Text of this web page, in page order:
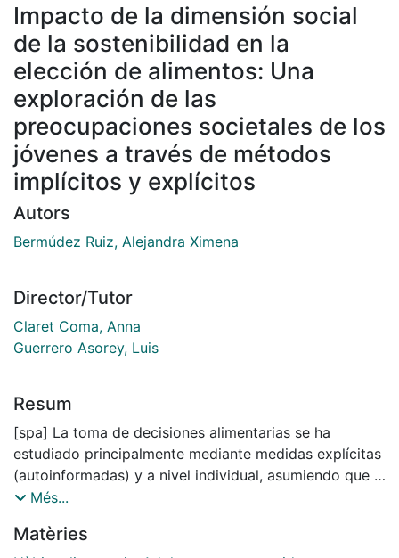
Impacto de la dimensión social
de la sostenibilidad en la
elección de alimentos: Una
exploración de las
preocupaciones societales de los
jóvenes a través de métodos
implícitos y explícitos
Autors
Bermúdez Ruiz, Alejandra Ximena
Director/Tutor
Claret Coma, Anna
Guerrero Asorey, Luis
Resum
[spa] La toma de decisiones alimentarias se ha
estudiado principalmente mediante medidas explícitas
(autoinformadas) y a nivel individual, asumiendo que la
evaluación y elección entre alternativas se realiza de
personales. Sin embargo, las elecciones alimentarias
Més...
Matèries